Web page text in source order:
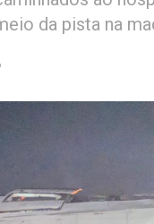
da pista na